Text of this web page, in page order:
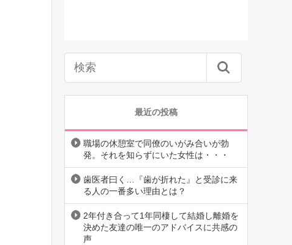
最近の投稿
職場の休憩室で同僚のいがみ合いが勃
発。それを知らずにいた女性は・・・
歯医者曰く…『歯が折れた』と受診に来
る人の一番多い理由とは？
2年付き合って1年同棲して結婚し離婚を
決めた友達の唯一のアドバイスに共感の
声